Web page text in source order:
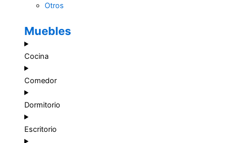
Otros
Muebles
Cocina
Comedor
Dormitorio
Escritorio